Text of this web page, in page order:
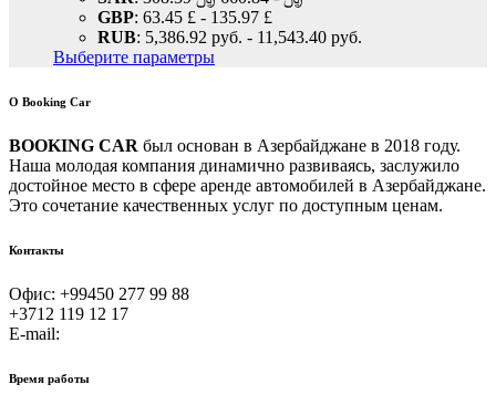
GBP: 63.45 £ - 135.97 £
RUB: 5,386.92 руб. - 11,543.40 руб.
Выберите параметры
О Booking Car
BOOKING CAR был основан в Азербайджане в 2018 году.
Наша молодая компания динамично развиваясь, заслужило
достойное место в сфере аренде автомобилей в Азербайджане.
Это сочетание качественных услуг по доступным ценам.
Контакты
Офис: +99450 277 99 88
+3712 119 12 17
E-mail:
Время работы